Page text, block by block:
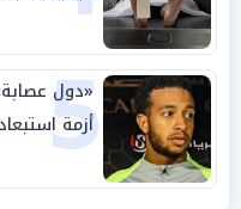
5
«دول
أزمة